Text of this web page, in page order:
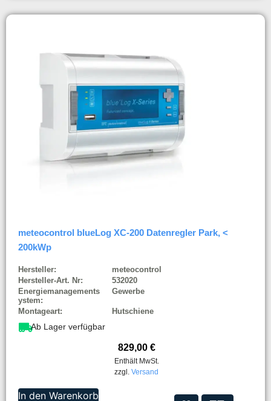
meteocontrol blueLog XC-200 Datenregler Park, <
200kWp
Hersteller:
meteocontrol
Hersteller-Art. Nr:
532020
Energiemanagements
ystem:
Gewerbe
Montageart: Hutschiene
Ab Lager verfügbar
829,00 €
Enthält MwSt.
zzgl. Versand
In den Warenkorb